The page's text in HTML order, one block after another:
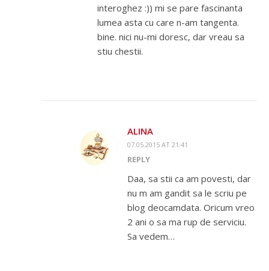
interoghez :)) mi se pare fascinanta
lumea asta cu care n-am tangenta.
bine. nici nu-mi doresc, dar vreau sa
stiu chestii.
ALINA
07.05.2015 AT 21:41
REPLY
Daa, sa stii ca am povesti, dar
nu m am gandit sa le scriu pe
blog deocamdata. Oricum vreo
2 ani o sa ma rup de serviciu.
Sa vedem…